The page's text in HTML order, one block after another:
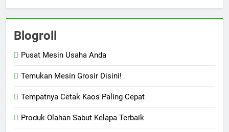
Blogroll
Pusat Mesin Usaha Anda
Temukan Mesin Grosir Disini!
Tempatnya Cetak Kaos Paling Cepat
Produk Olahan Sabut Kelapa Terbaik